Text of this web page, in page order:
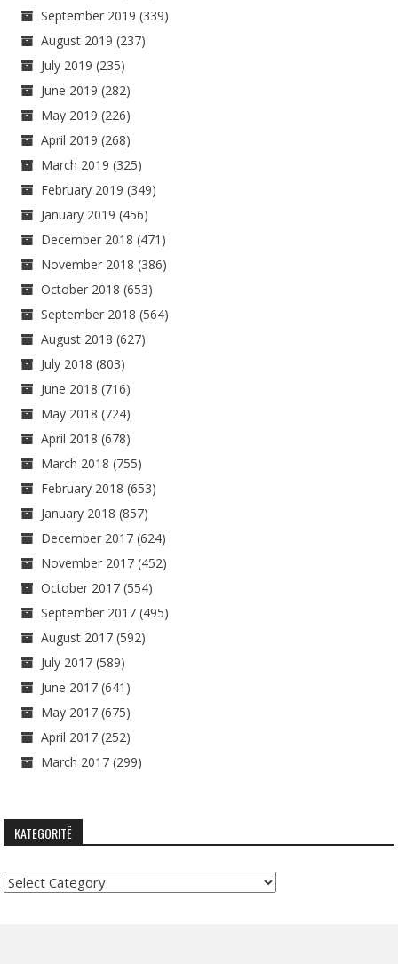
September 2019 (339)
August 2019 (237)
July 2019 (235)
June 2019 (282)
May 2019 (226)
April 2019 (268)
March 2019 (325)
February 2019 (349)
January 2019 (456)
December 2018 (471)
November 2018 (386)
October 2018 (653)
September 2018 (564)
August 2018 (627)
July 2018 (803)
June 2018 (716)
May 2018 (724)
April 2018 (678)
March 2018 (755)
February 2018 (653)
January 2018 (857)
December 2017 (624)
November 2017 (452)
October 2017 (554)
September 2017 (495)
August 2017 (592)
July 2017 (589)
June 2017 (641)
May 2017 (675)
April 2017 (252)
March 2017 (299)
KATEGORITË
Kategoritë